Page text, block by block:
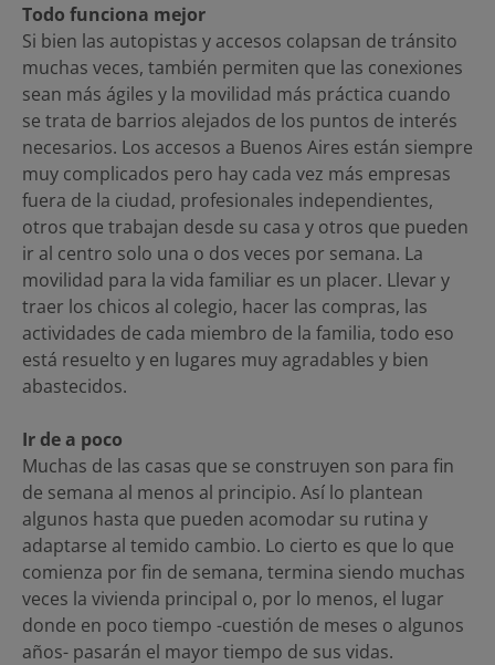
Todo funciona mejor
Si bien las autopistas y accesos colapsan de tránsito
muchas veces, también permiten que las conexiones
sean más ágiles y la movilidad más práctica cuando
se trata de barrios alejados de los puntos de interés
necesarios. Los accesos a Buenos Aires están siempre
muy complicados pero hay cada vez más empresas
fuera de la ciudad, profesionales independientes,
otros que trabajan desde su casa y otros que pueden
ir al centro solo una o dos veces por semana. La
movilidad para la vida familiar es un placer. Llevar y
traer los chicos al colegio, hacer las compras, las
actividades de cada miembro de la familia, todo eso
está resuelto y en lugares muy agradables y bien
abastecidos.
Ir de a poco
Muchas de las casas que se construyen son para fin
de semana al menos al principio. Así lo plantean
algunos hasta que pueden acomodar su rutina y
adaptarse al temido cambio. Lo cierto es que lo que
comienza por fin de semana, termina siendo muchas
veces la vivienda principal o, por lo menos, el lugar
donde en poco tiempo -cuestión de meses o algunos
años- pasarán el mayor tiempo de sus vidas.